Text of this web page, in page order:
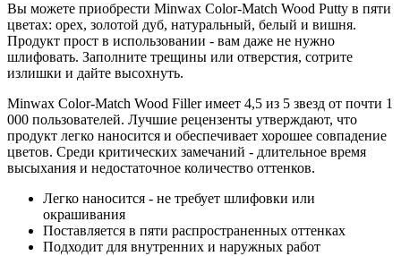
Вы можете приобрести Minwax Color-Match Wood Putty в пяти
цветах: орех, золотой дуб, натуральный, белый и вишня.
Продукт прост в использовании - вам даже не нужно
шлифовать. Заполните трещины или отверстия, сотрите
излишки и дайте высохнуть.
Minwax Color-Match Wood Filler имеет 4,5 из 5 звезд от почти 1
000 пользователей. Лучшие рецензенты утверждают, что
продукт легко наносится и обеспечивает хорошее совпадение
цветов. Среди критических замечаний - длительное время
высыхания и недостаточное количество оттенков.
Легко наносится - не требует шлифовки или
окрашивания
Поставляется в пяти распространенных оттенках
Подходит для внутренних и наружных работ